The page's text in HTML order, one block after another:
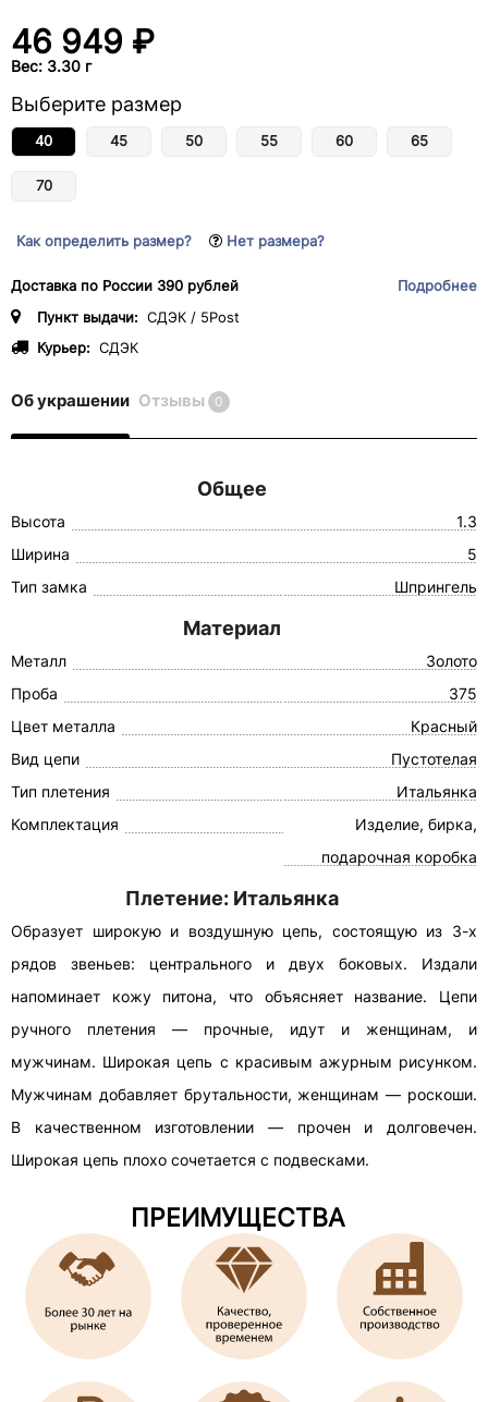
46 949 ₽
Вес: 3.30 г
Выберите размер
40 45 50 55 60 65
70
Как определить размер? Нет размера?
Доставка по России 390 рублей
Подробнее
Пункт выдачи: СДЭК / 5Post
Курьер: СДЭК
Об украшении Отзывы 0
Общее
Высота
1.3
Ширина
5
Тип замка
Шпрингель
Материал
Металл
Золото
Проба
375
Цвет металла
Красный
Вид цепи
Пустотелая
Тип плетения
Итальянка
Комплектация
Изделие, бирка,
подарочная коробка
Плетение: Итальянка
Образует широкую и воздушную цепь, состоящую из 3-х
рядов звеньев: центрального и двух боковых. Издали
напоминает кожу питона, что объясняет название. Цепи
ручного плетения — прочные, идут и женщинам, и
мужчинам. Широкая цепь с красивым ажурным рисунком.
Мужчинам добавляет брутальности, женщинам — роскоши.
В качественном изготовлении — прочен и долговечен.
Широкая цепь плохо сочетается с подвесками.
ПРЕИМУЩЕСТВА